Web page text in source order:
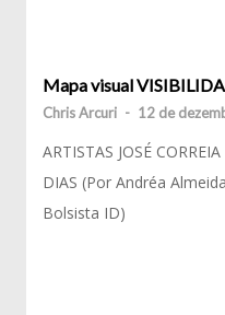
Mapa visual
Chris Arcuri - 12 de
ARTISTAS JOSÉ
DIAS (Por Andréa
Bolsista ID)